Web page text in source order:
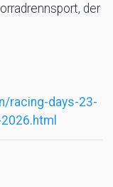
der
racing-days-23-